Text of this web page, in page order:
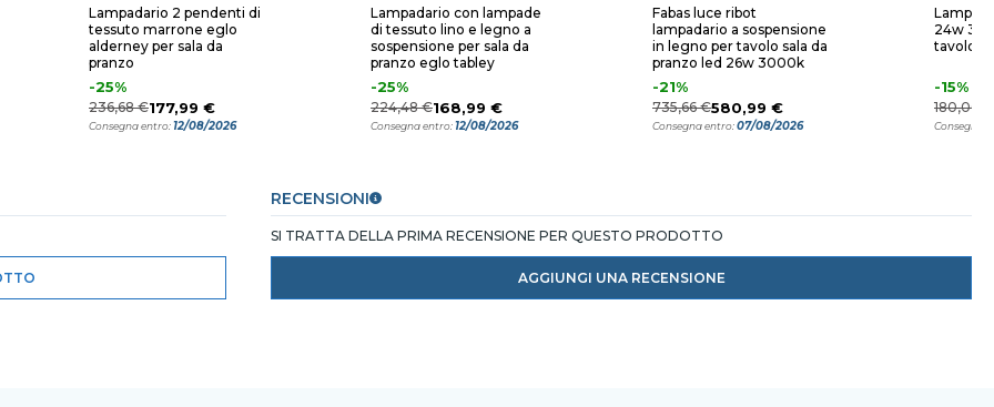
Lampadario 2 pendenti di
tessuto marrone eglo
alderney per sala da
pranzo
-25%
236,68 €177,99 €
Consegna entro:12/08/2026
Lampadario con lampade
di tessuto lino e legno a
sospensione per sala da
pranzo eglo tabley
-25%
224,48 €168,99 €
Consegna entro:12/08/2026
Fabas luce ribot
lampadario a sospensione
in legno per tavolo sala da
pranzo led 26w 3000k
-21%
735,66 €580,99 €
Consegna entro:07/08/2026
24w
tavolo
-15%
180,00 €
Consegna
RECENSIONI
SI TRATTA DELLA PRIMA RECENSIONE PER QUESTO PRODOTTO
AGGIUNGI UNA RECENSIONE